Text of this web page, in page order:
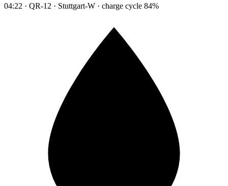
04:22 · QR-12 · Stuttgart-W · charge cycle 84%